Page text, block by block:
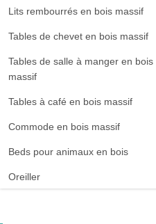
Lits rembourrés en bois massif
Tables de chevet en bois massif
Tables de salle à manger en bois
massif
Tables à café en bois massif
Commode en bois massif
Beds pour animaux en bois
Oreiller